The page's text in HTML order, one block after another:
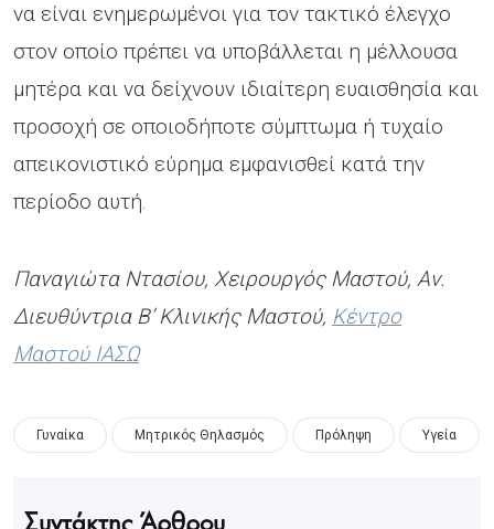
να είναι ενημερωμένοι για τον τακτικό έλεγχο
στον οποίο πρέπει να υποβάλλεται η μέλλουσα
μητέρα και να δείχνουν ιδιαίτερη ευαισθησία και
προσοχή σε οποιοδήποτε σύμπτωμα ή τυχαίο
απεικονιστικό εύρημα εμφανισθεί κατά την
περίοδο αυτή.
Παναγιώτα Ντασίου, Χειρουργός Μαστού, Αν.
Διευθύντρια Β’ Κλινικής Μαστού, Κέντρο
Μαστού ΙΑΣΩ
Γυναίκα Μητρικός Θηλασμός Πρόληψη Υγεία
Συντάκτης Άρθρου